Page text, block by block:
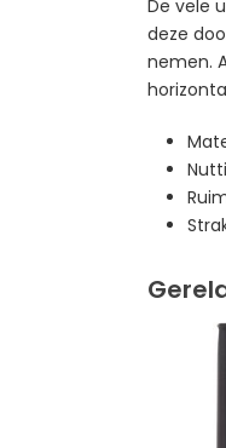
De vele
deze
nemen.